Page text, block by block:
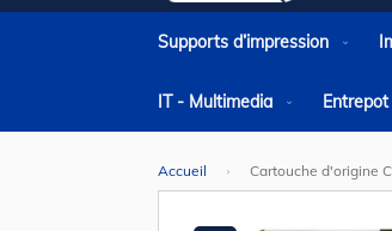
Supports d’impression
IT - Multimedia
Accueil
Cartouche d'origine